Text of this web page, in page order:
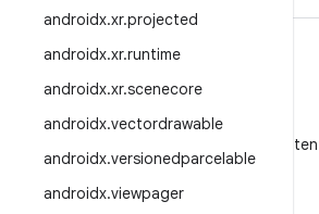
androidx.xr.projected
androidx.xr.runtime
androidx.xr.scenecore
androidx.vectordrawable
androidx.versionedparcelable
androidx.viewpager
Ikuti @AndroidDev